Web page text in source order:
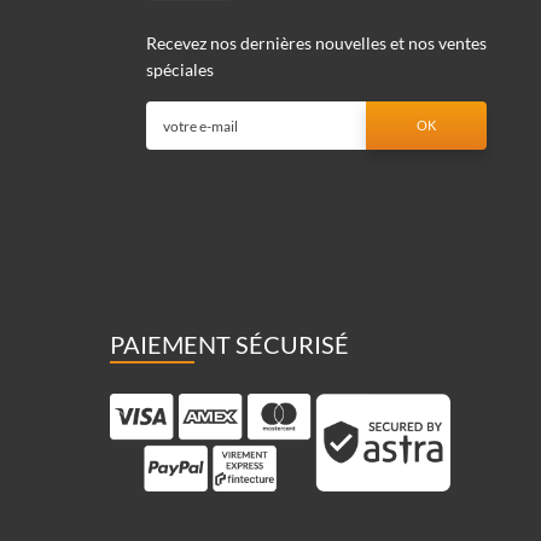
Recevez nos dernières nouvelles et nos ventes
spéciales
PAIEMENT SÉCURISÉ